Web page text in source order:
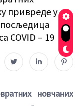
привреде у
COVID – 19
новчаних